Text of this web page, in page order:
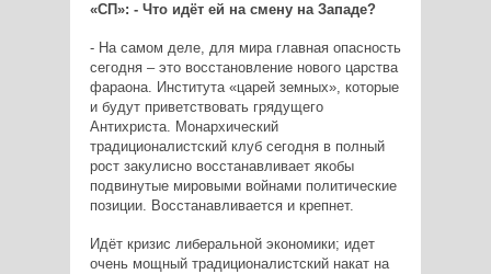
«СП»: - Что идёт ей на смену на Западе?
- На самом деле, для мира главная опасность
сегодня – это восстановление нового царства
фараона. Института «царей земных», которые
и будут приветствовать грядущего
Антихриста. Монархический
традиционалистский клуб сегодня в полный
рост закулисно восстанавливает якобы
подвинутые мировыми войнами политические
позиции. Восстанавливается и крепнет.
Идёт кризис либеральной экономики; идет
очень мощный традиционалистский накат на